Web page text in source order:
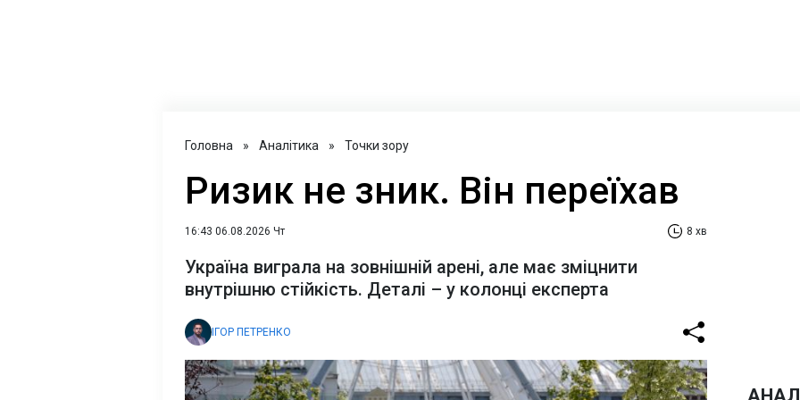
Головна » Аналітика » Точки зору
Ризик не зник. Він переїхав
16:43 06.08.2026 Чт 8 хв
Україна виграла на зовнішній арені, але має зміцнити
внутрішню стійкість. Деталі – у колонці експерта
ІГОР ПЕТРЕНКО